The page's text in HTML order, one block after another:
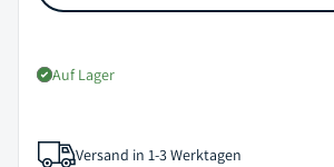
Auf Lager
Versand in 1-3 Werktagen